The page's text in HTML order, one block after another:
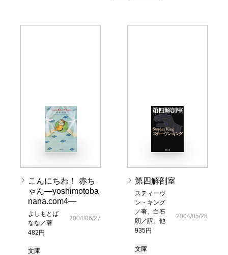
こんにちわ！ 赤ち
ゃん―yoshimotoba
nana.com4―
よしもとば
なな／著
482円
2004/06/27
文庫
第四解剖室
スティーヴ
ン・キング
／著、白石
朗／訳、他
935円
2004/05/28
文庫